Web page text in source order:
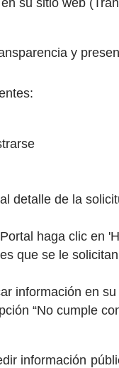
su sitio web
y
detalle de la
haga clic en
que se le
información en
“No cumple
información